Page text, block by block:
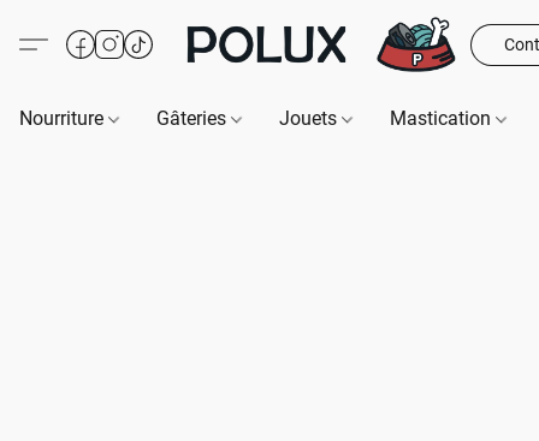
Nourriture Gâteries Jouets Mastication